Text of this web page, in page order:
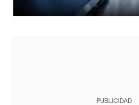
PUBLICIDAD